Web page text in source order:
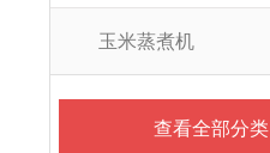
玉米蒸煮机
查看全部分类